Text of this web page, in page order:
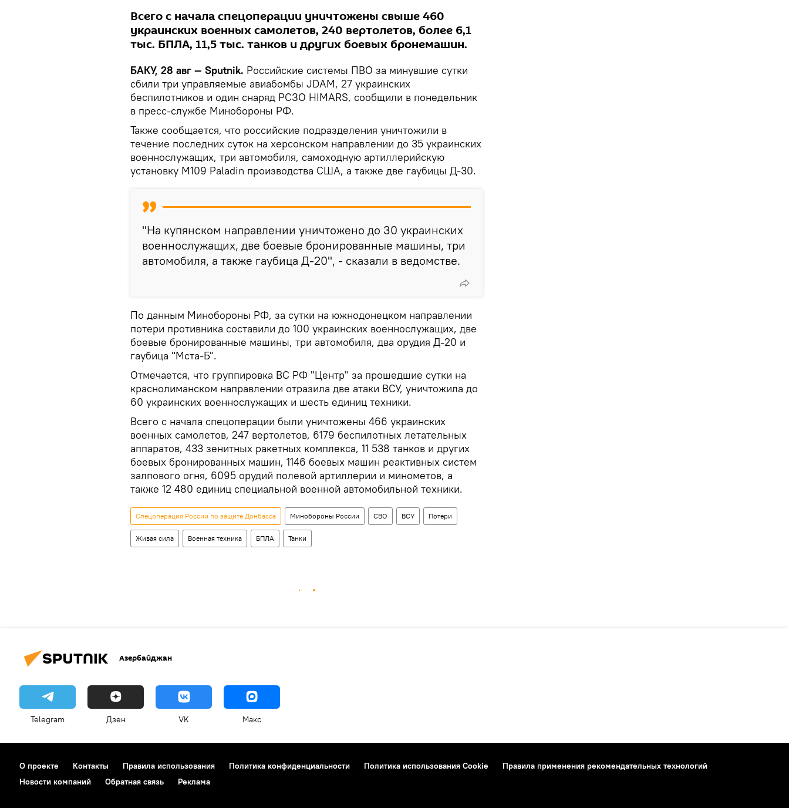
Всего с начала спецоперации уничтожены свыше 460
украинских военных самолетов, 240 вертолетов, более 6,1
тыс. БПЛА, 11,5 тыс. танков и других боевых бронемашин.
БАКУ, 28 авг — Sputnik. Российские системы ПВО за минувшие сутки
сбили три управляемые авиабомбы JDAM, 27 украинских
беспилотников и один снаряд РСЗО HIMARS, сообщили в понедельник
в пресс-службе Минобороны РФ.
Также сообщается, что российские подразделения уничтожили в
течение последних суток на херсонском направлении до 35 украинских
военнослужащих, три автомобиля, самоходную артиллерийскую
установку М109 Paladin производства США, а также две гаубицы Д-30.
"На купянском направлении уничтожено до 30 украинских
военнослужащих, две боевые бронированные машины, три
автомобиля, а также гаубица Д-20", - сказали в ведомстве.
По данным Минобороны РФ, за сутки на южнодонецком направлении
потери противника составили до 100 украинских военнослужащих, две
боевые бронированные машины, три автомобиля, два орудия Д-20 и
гаубица "Мста-Б".
Отмечается, что группировка ВС РФ "Центр" за прошедшие сутки на
краснолиманском направлении отразила две атаки ВСУ, уничтожила до
60 украинских военнослужащих и шесть единиц техники.
Всего с начала спецоперации были уничтожены 466 украинских
военных самолетов, 247 вертолетов, 6179 беспилотных летательных
аппаратов, 433 зенитных ракетных комплекса, 11 538 танков и других
боевых бронированных машин, 1146 боевых машин реактивных систем
залпового огня, 6095 орудий полевой артиллерии и минометов, а
также 12 480 единиц специальной военной автомобильной техники.
Спецоперация России по защите Донбасса Минобороны России СВО ВСУ Потери
Живая сила Военная техника БПЛА Танки
Азербайджан
Telegram Дзен VK Макс
О проекте Контакты Правила использования Политика конфиденциальности Политика использования Cookie
Правила применения рекомендательных технологий
Новости компаний
Обратная связь Реклама